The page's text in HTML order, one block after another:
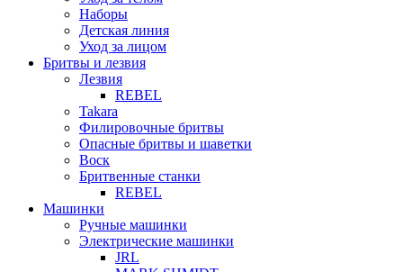
Наборы
Детская линия
Уход за лицом
Бритвы и лезвия
Лезвия
REBEL
Takara
Филировочные бритвы
Опасные бритвы и шаветки
Воск
Бритвенные станки
REBEL
Машинки
Ручные машинки
Электрические машинки
JRL